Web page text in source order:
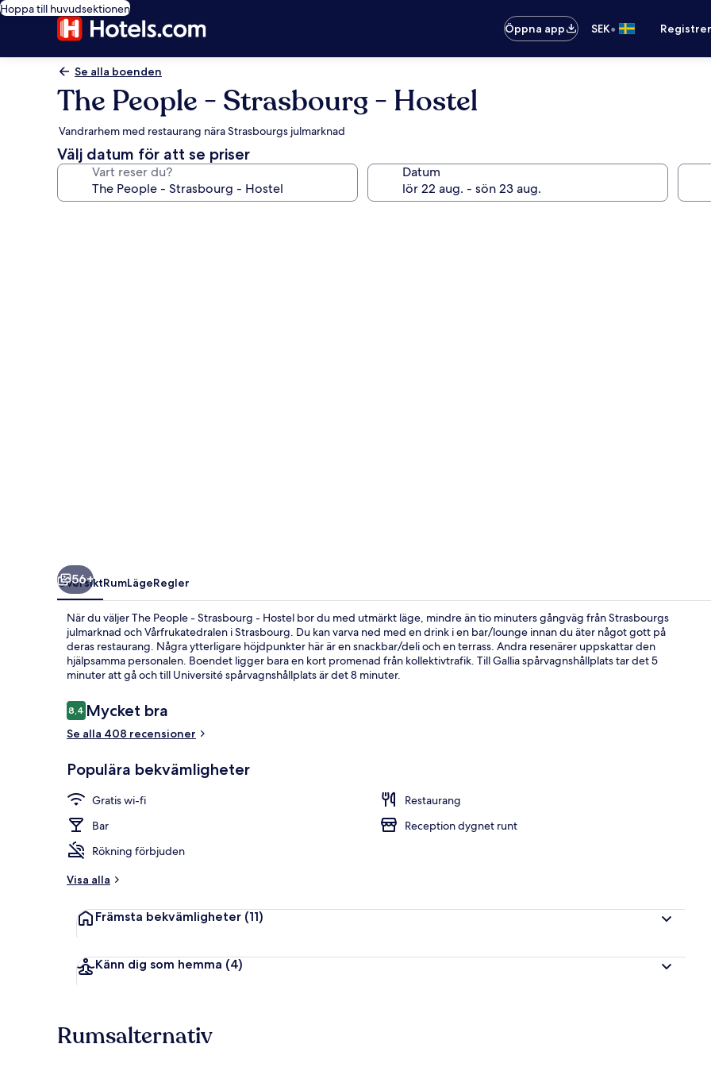
Hoppa till huvudsektionen
Öppna app
SEK•
Se alla boenden
The People - Strasbourg - Hostel
Vandrarhem med restaurang nära Strasbourgs julmarknad
Välj datum för att se priser
Vart reser du? Datum
56+
ÖversiktRumLägeRegler
När du väljer The People - Strasbourg - Hostel bor du med utmärkt läge, mindre än tio minuters gångväg från Strasbourgs
julmarknad och Vårfrukatedralen i Strasbourg. Du kan varva ned med en drink i en bar/lounge innan du äter något gott på
deras restaurang. Några ytterligare höjdpunkter här är en snackbar/deli och en terrass. Andra resenärer uppskattar den
hjälpsamma personalen. Boendet ligger bara en kort promenad från kollektivtrafik. Till Gallia spårvagnshållplats tar det 5
minuter att gå och till Université spårvagnshållplats är det 8 minuter.
Recensioner
8,48,4 av 10,
Mycket bra
Se alla 408 recensioner
Populära bekvämligheter
Gratis wi-fi
Restaurang
Bar
Reception dygnet runt
Rökning förbjuden
Visa alla
Främsta bekvämligheter (11)
Känn dig som hemma (4)
Rumsalternativ